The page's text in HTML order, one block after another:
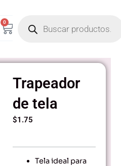
0
Carrito
search
Trapeador
de tela
$1.75
Tela ideal para